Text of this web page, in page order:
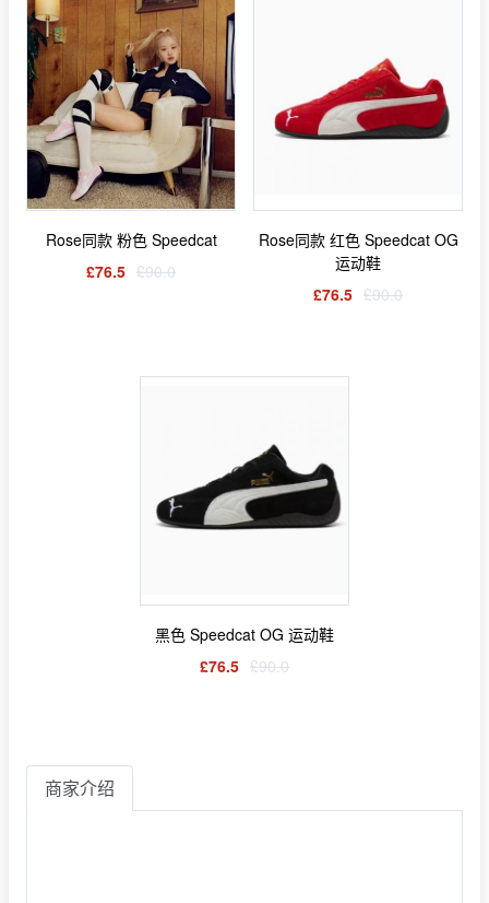
Rose同款 粉色 Speedcat
£76.5 £90.0
Rose同款 红色 Speedcat OG
运动鞋
£76.5 £90.0
黑色 Speedcat OG 运动鞋
£76.5 £90.0
商家介绍